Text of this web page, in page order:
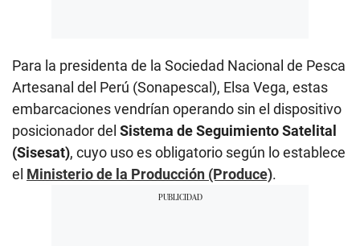
Para la presidenta de la Sociedad Nacional de Pesca
Artesanal del Perú (Sonapescal), Elsa Vega, estas
embarcaciones vendrían operando sin el dispositivo
posicionador del Sistema de Seguimiento Satelital
(Sisesat), cuyo uso es obligatorio según lo establece
el Ministerio de la Producción (Produce).